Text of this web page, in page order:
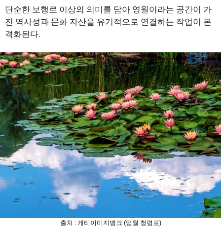
단순한 보행로 이상의 의미를 담아 영월이라는 공간이 가
진 역사성과 문화 자산을 유기적으로 연결하는 작업이 본
격화된다.
출처 : 게티이미지뱅크 (영월 청령포)